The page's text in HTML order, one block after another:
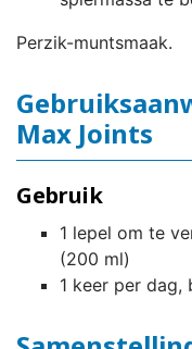
Perzik-muntsmaak.
Max Joints
Gebruik
1 lepel om te
(200 ml)
1 keer per